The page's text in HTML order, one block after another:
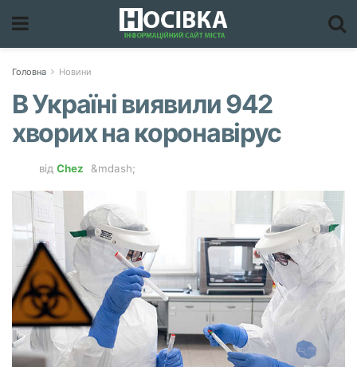
Головна Новини
В Україні виявили 942
хворих на коронавірус
від Chez